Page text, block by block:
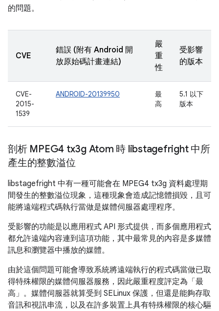
的問題。
CVE
錯誤 (附有 Android 開
放原始碼計畫連結)
嚴
重
性
受影響
的版本
CVE-
2015-
1539
ANDROID-20139950
最
高
5.1 以下
版本
剖析 MPEG4 tx3g Atom 時 libstagefright 中所
產生的整數溢位
libstagefright 中有一種可能會在 MPEG4 tx3g 資料處理期
間發生的整數溢位現象，這種現象會造成記憶體損毀，且可
能將遠端程式碼執行當做是媒體伺服器處理程序。
受影響的功能是以應用程式 API 形式提供，而多個應用程式
都允許遠端內容連到這項功能，其中最常見的內容是多媒體
訊息和瀏覽器中播放的媒體。
由於這個問題可能會導致系統將遠端執行的程式碼當做已取
得特殊權限的媒體伺服器服務，因此嚴重程度評定為「最
高」。媒體伺服器就算受到 SELinux 保護，但還是能夠存取
音訊和視訊串流，以及在許多裝置上具有特殊權限的核心驅